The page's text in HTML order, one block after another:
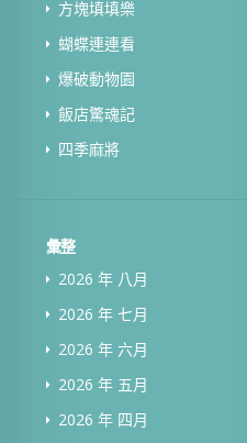
方塊填填樂
蝴蝶連連看
爆破動物園
飯店驚魂記
四季麻將
彙整
2026 年 八月
2026 年 七月
2026 年 六月
2026 年 五月
2026 年 四月